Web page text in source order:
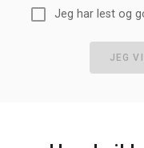
Jeg har lest og
JEG